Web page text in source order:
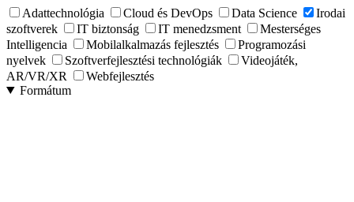
Adattechnológia Cloud és DevOps Data Science
Irodai
szoftverek
IT biztonság IT menedzsment
Mesterséges
Intelligencia
Mobilalkalmazás fejlesztés
Programozási
nyelvek
Szoftverfejlesztési technológiák
Videojáték,
AR/VR/XR
Webfejlesztés
Formátum